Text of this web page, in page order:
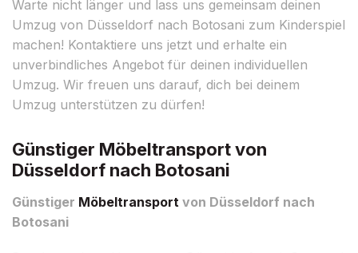
Warte nicht länger und lass uns gemeinsam deinen
Umzug von Düsseldorf nach Botosani zum Kinderspiel
machen! Kontaktiere uns jetzt und erhalte ein
unverbindliches Angebot für deinen individuellen
Umzug. Wir freuen uns darauf, dich bei deinem
Umzug unterstützen zu dürfen!
Günstiger Möbeltransport von
Düsseldorf nach Botosani
Günstiger Möbeltransport von Düsseldorf nach
Botosani